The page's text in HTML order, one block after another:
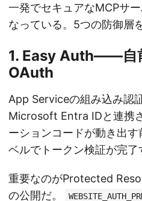
一発でセキュアなMCPサ
なっている。5つの防御層
1. Easy Auth——自
OAuth
App Serviceの組み込み認
Microsoft Entra IDと連携
ーションコードが動き出
ベルでトークン検証が完了
重要なのがProtected
の公開だ。